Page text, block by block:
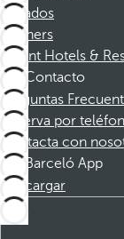
Afiliados
Partners
Dorint Hotels &
Contacto
Preguntas
Reserva por
Contacta con
Barceló App
Descargar